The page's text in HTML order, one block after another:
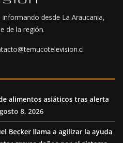
desde La Araucania,
de la región.
alimentos asiáticos tras alerta
8, 2026
Becker llama a agilizar la ayuda